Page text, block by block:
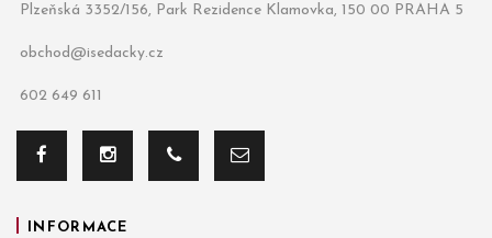
Plzeňská 3352/156, Park Rezidence Klamovka, 150 00 PRAHA 5
obchod@isedacky.cz
602 649 611
INFORMACE